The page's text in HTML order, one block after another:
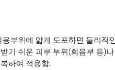
부위에 얇게 도포하면 물리적
기 쉬운 피부 부위(회음부 등)
하여 적용함.